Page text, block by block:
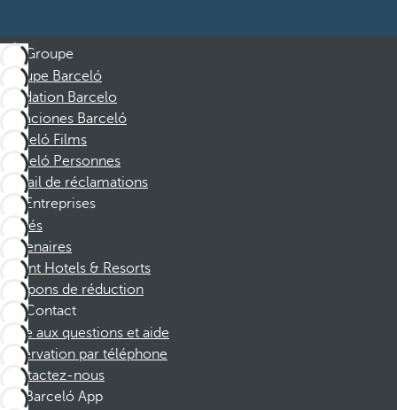
Groupe
Groupe Barceló
Fondation Barcelo
Vacaciones Barceló
Barceló Films
Barceló Personnes
Portail de réclamations
Entreprises
Affiliés
Partenaires
Dorint Hotels & Resorts
Coupons de réduction
Contact
Foire aux questions et aide
Réservation par téléphone
Contactez-nous
Barceló App